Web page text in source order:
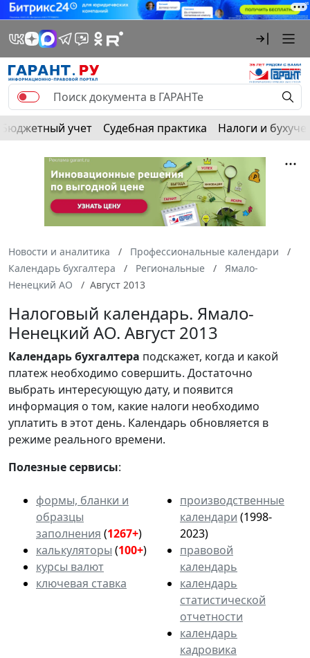
Бюджетный учет Судебная практика Налоги и
Новости и аналитика
Профессиональные календари
Календарь бухгалтера
Региональные
Ямало-
Ненецкий АО
Август 2013
Налоговый календарь. Ямало-
Ненецкий АО. Август 2013
Календарьбухгалтера подскажет, когда и какой
платеж необходимо совершить. Достаточно
выбрать интересующую дату, и появится
информация о том, какие налоги необходимо
уплатить в этот день. Календарь обновляется в
режиме реального времени.
Полезные сервисы:
формы, бланки и
образцы
заполнения (1267+)
калькуляторы (100+)
курсы валют
ключевая ставка
производственные
календари (1998-
2023)
правовой
календарь
календарь
статистической
отчетности
календарь
кадровика